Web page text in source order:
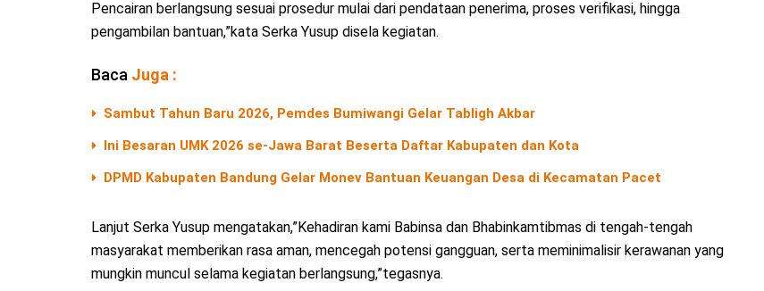
Pencairan berlangsung sesuai prosedur mulai dari pendataan penerima, proses verifikasi, hingga
pengambilan bantuan,”kata Serka Yusup disela kegiatan.
Baca Juga :
Sambut Tahun Baru 2026, Pemdes Bumiwangi Gelar Tabligh Akbar
Ini Besaran UMK 2026 se-Jawa Barat Beserta Daftar Kabupaten dan Kota
DPMD Kabupaten Bandung Gelar Monev Bantuan Keuangan Desa di Kecamatan Pacet
Lanjut Serka Yusup mengatakan,”Kehadiran kami Babinsa dan Bhabinkamtibmas di tengah-tengah
masyarakat memberikan rasa aman, mencegah potensi gangguan, serta meminimalisir kerawanan yang
mungkin muncul selama kegiatan berlangsung,”tegasnya.